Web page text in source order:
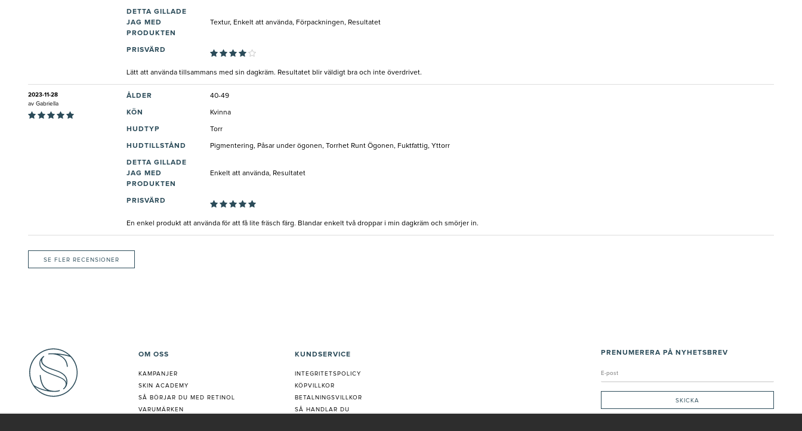
DETTA GILLADE
JAG MED
PRODUKTEN
Textur, Enkelt att använda, Förpackningen, Resultatet
PRISVÄRD
Lätt att använda tillsammans med sin dagkräm. Resultatet blir väldigt bra och inte överdrivet.
2023-11-28
av Gabriella
ÅLDER 40-49
KÖN Kvinna
HUDTYP Torr
HUDTILLSTÅND Pigmentering, Påsar under ögonen, Torrhet Runt Ögonen, Fuktfattig, Yttorr
DETTA GILLADE
JAG MED
PRODUKTEN
Enkelt att använda, Resultatet
PRISVÄRD
En enkel produkt att använda för att få lite fräsch färg. Blandar enkelt två droppar i min dagkräm och smörjer in.
SE FLER RECENSIONER
OM OSS
KAMPANJER
SKIN ACADEMY
SÅ BÖRJAR DU MED RETINOL
VARUMÄRKEN
KUNDSERVICE
INTEGRITETSPOLICY
KÖPVILLKOR
BETALNINGSVILLKOR
SÅ HANDLAR DU
PRENUMERERA PÅ NYHETSBREV